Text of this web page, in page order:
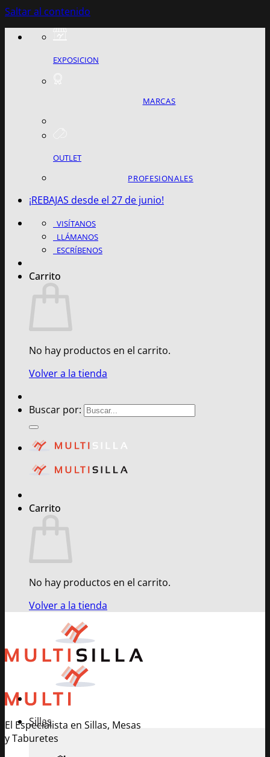
Saltar al contenido
EXPOSICION
MARCAS
OUTLET
PROFESIONALES
¡REBAJAS desde el 27 de junio!
VISÍTANOS
LLÁMANOS
ESCRÍBENOS
Carrito
No hay productos en el carrito.
Volver a la tienda
Buscar por:
Carrito
No hay productos en el carrito.
Volver a la tienda
El Especialista en Sillas, Mesas
y Taburetes
Sillas